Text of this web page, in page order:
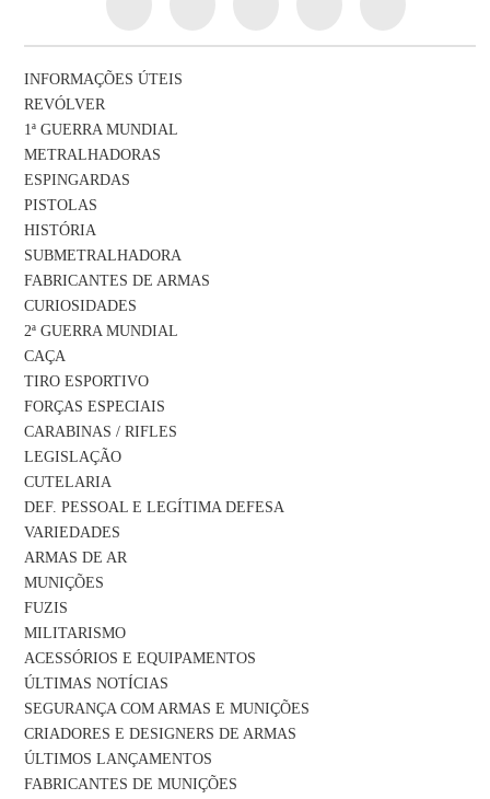
INFORMAÇÕES ÚTEIS
REVÓLVER
1ª GUERRA MUNDIAL
METRALHADORAS
ESPINGARDAS
PISTOLAS
HISTÓRIA
SUBMETRALHADORA
FABRICANTES DE ARMAS
CURIOSIDADES
2ª GUERRA MUNDIAL
CAÇA
TIRO ESPORTIVO
FORÇAS ESPECIAIS
CARABINAS / RIFLES
LEGISLAÇÃO
CUTELARIA
DEF. PESSOAL E LEGÍTIMA DEFESA
VARIEDADES
ARMAS DE AR
MUNIÇÕES
FUZIS
MILITARISMO
ACESSÓRIOS E EQUIPAMENTOS
ÚLTIMAS NOTÍCIAS
SEGURANÇA COM ARMAS E MUNIÇÕES
CRIADORES E DESIGNERS DE ARMAS
ÚLTIMOS LANÇAMENTOS
FABRICANTES DE MUNIÇÕES